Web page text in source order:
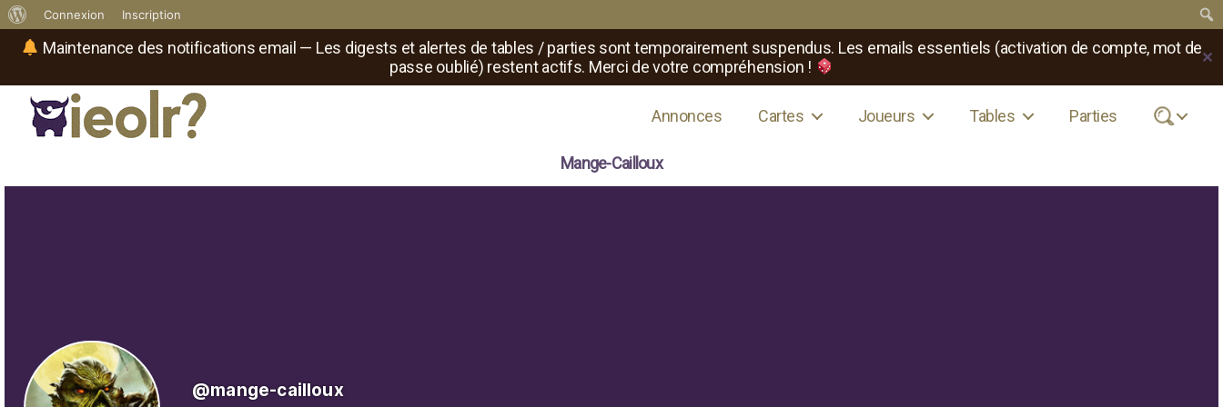
Maintenance des notifications email — Les digests et alertes de tables / parties sont temporairement suspendus. Les emails essentiels (activation de compte, mot de
passe oublié) restent actifs. Merci de votre compréhension !
✕
propos
WordPress
Connexion Inscription
où
Annonces Cartes Joueurs Tables Parties .
Mange-Cailloux
@mange-cailloux